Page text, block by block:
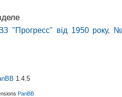
"Прогресс" від 1950 року, №
1.4.5
PanBB